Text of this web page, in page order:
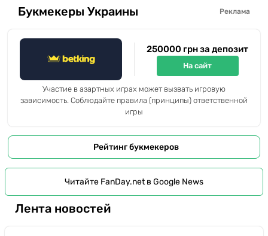
Букмекеры Украины Реклама
250000 грн за депозит
На сайт
Участие в азартных играх может вызвать игровую
зависимость. Соблюдайте правила (принципы) ответственной
игры
Рейтинг букмекеров
Читайте FanDay.net в Google News
Лента новостей